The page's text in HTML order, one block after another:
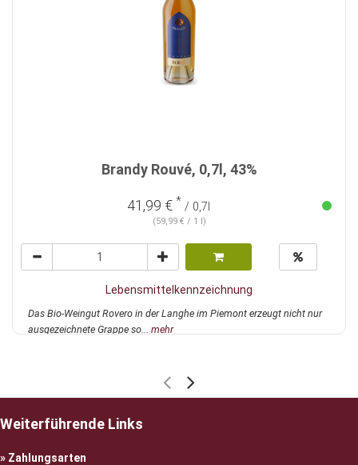
Brandy Rouvé, 0,7l, 43%
41,99 € * / 0,7l
(59,99 € / 1 l)
Lebensmittelkennzeichnung
Das Bio-Weingut Rovero in der Langhe im Piemont erzeugt nicht nur
ausgezeichnete Grappe so... mehr
Weiterführende Links
Zahlungsarten